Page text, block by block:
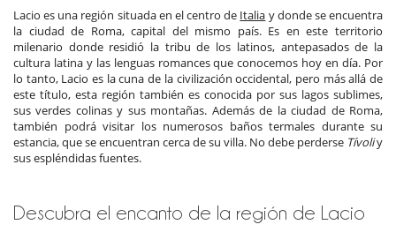
Lacio es una región situada en el centro de Italia y donde se encuentra
la ciudad de Roma, capital del mismo país. Es en este territorio
milenario donde residió la tribu de los latinos, antepasados de la
cultura latina y las lenguas romances que conocemos hoy en día. Por
lo tanto, Lacio es la cuna de la civilización occidental, pero más allá de
este título, esta región también es conocida por sus lagos sublimes,
sus verdes colinas y sus montañas. Además de la ciudad de Roma,
también podrá visitar los numerosos baños termales durante su
estancia, que se encuentran cerca de su villa. No debe perderse Tívoliy
sus espléndidas fuentes.
Descubra el encanto de la región de Lacio